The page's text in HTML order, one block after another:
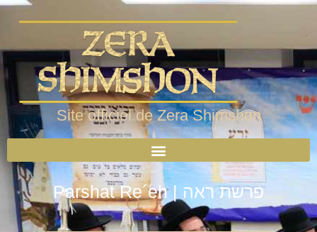
Site officiel de Zera Shimshon
Parshat Re´eh | פרשת ראה